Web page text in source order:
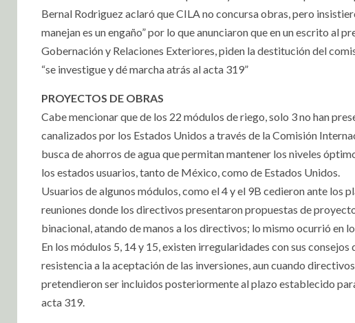
Bernal Rodriguez aclaró que CILA no concursa obras, pero
manejan es un engaño” por lo que anunciaron que en un escrito al
Gobernación y Relaciones Exteriores, piden la destitución del
“se investigue y dé marcha atrás al acta 319”
PROYECTOS DE OBRAS
Cabe mencionar que de los 22 módulos de riego, solo 3 no han
canalizados por los Estados Unidos a través de la Comisión
busca de ahorros de agua que permitan mantener los niveles
los estados usuarios, tanto de México, como de Estados Unidos.
Usuarios de algunos módulos, como el 4 y el 9B cedieron ante
reuniones donde los directivos presentaron propuestas de
binacional, atando de manos a los directivos; lo mismo ocurrió en
En los módulos 5, 14 y 15, existen irregularidades con sus
resistencia a la aceptación de las inversiones, aun cuando
pretendieron ser incluidos posteriormente al plazo establecido
acta 319.